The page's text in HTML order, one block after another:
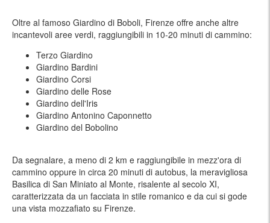
Oltre al famoso Giardino di Boboli, Firenze offre anche altre
incantevoli aree verdi, raggiungibili in 10-20 minuti di cammino:
Terzo Giardino
Giardino Bardini
Giardino Corsi
Giardino delle Rose
Giardino dell'Iris
Giardino Antonino Caponnetto
Giardino del Bobolino
Da segnalare, a meno di 2 km e raggiungibile in mezz'ora di
cammino oppure in circa 20 minuti di autobus, la meravigliosa
Basilica di San Miniato al Monte, risalente al secolo XI,
caratterizzata da un facciata in stile romanico e da cui si gode
una vista mozzafiato su Firenze.